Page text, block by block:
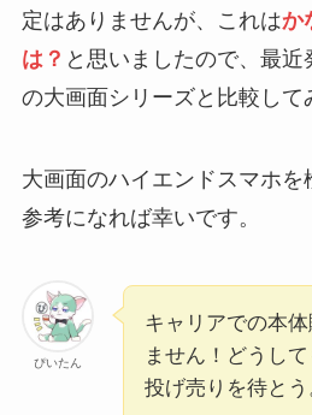
定はありませんが、これはか
は？ と思いましたので、最
の大画面シリーズと比較して
大画面のハイエンドスマホ
参考になれば幸いです。
ぴいたん
キャリアでの本
ません！どうし
投げ売りを待とう